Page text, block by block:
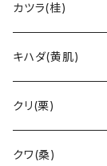
カツラ(桂)
キハダ(黄肌)
クリ(栗)
クワ(桑)